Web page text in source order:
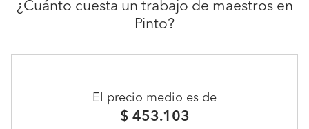
¿Cuánto cuesta un trabajo de maestros en
Pinto?
El precio medio es de
$ 453.103